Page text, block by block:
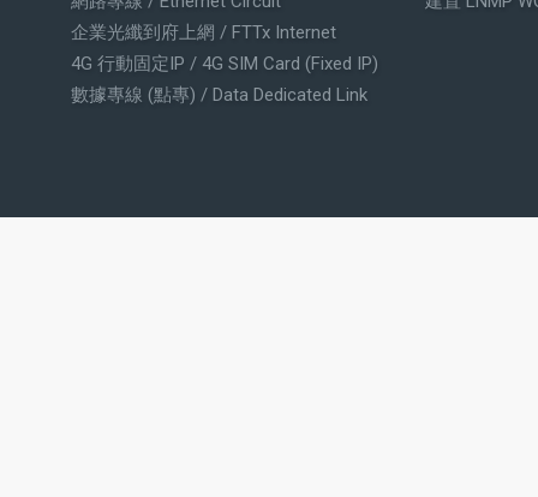
企業光纖到府上網 / FTTx Internet
4G 行動固定IP / 4G SIM Card (Fixed IP)
數據專線 (點專) / Data Dedicated Link